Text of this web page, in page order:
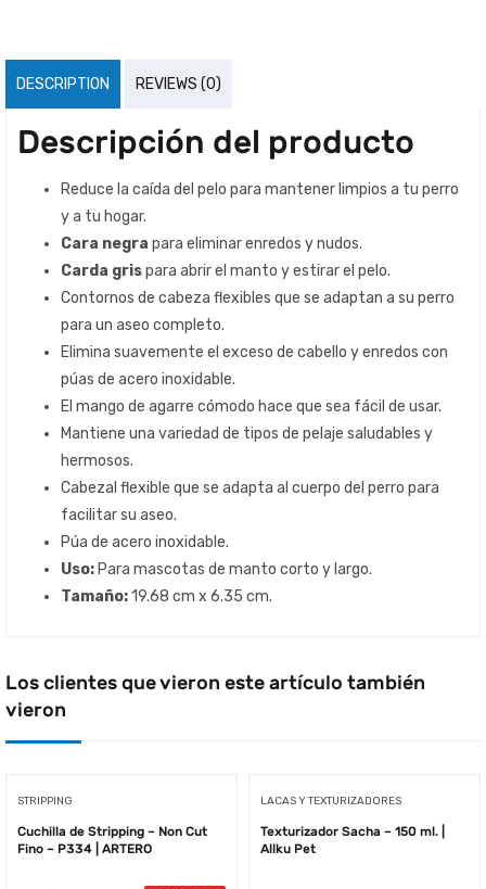
DESCRIPTION REVIEWS (0)
Descripción del producto
Reduce la caída del pelo para mantener limpios a tu perro
y a tu hogar.
Cara negra para eliminar enredos y nudos.
Carda grispara abrir el manto y estirar el pelo.
Contornos de cabeza flexibles que se adaptan a su perro
para un aseo completo.
Elimina suavemente el exceso de cabello y enredos con
púas de acero inoxidable.
El mango de agarre cómodo hace que sea fácil de usar.
Mantiene una variedad de tipos de pelaje saludables y
hermosos.
Cabezal flexible que se adapta al cuerpo del perro para
facilitar su aseo.
Púa de acero inoxidable.
Uso: Para mascotas de manto corto y largo.
Tamaño:19.68 cm x 6.35 cm.
Los clientes que vieron este artículo también
vieron
STRIPPING
Cuchilla de Stripping – Non Cut
Fino – P334 | ARTERO
LACAS Y TEXTURIZADORES
Texturizador Sacha – 150 ml. |
Allku Pet